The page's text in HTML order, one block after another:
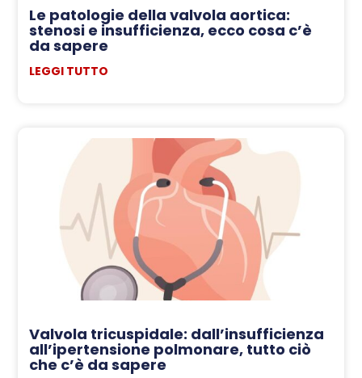
Le patologie della valvola aortica:
stenosi e insufficienza, ecco cosa c’è
da sapere
LEGGI TUTTO
Valvola tricuspidale: dall’insufficienza
all’ipertensione polmonare, tutto ciò
che c’è da sapere